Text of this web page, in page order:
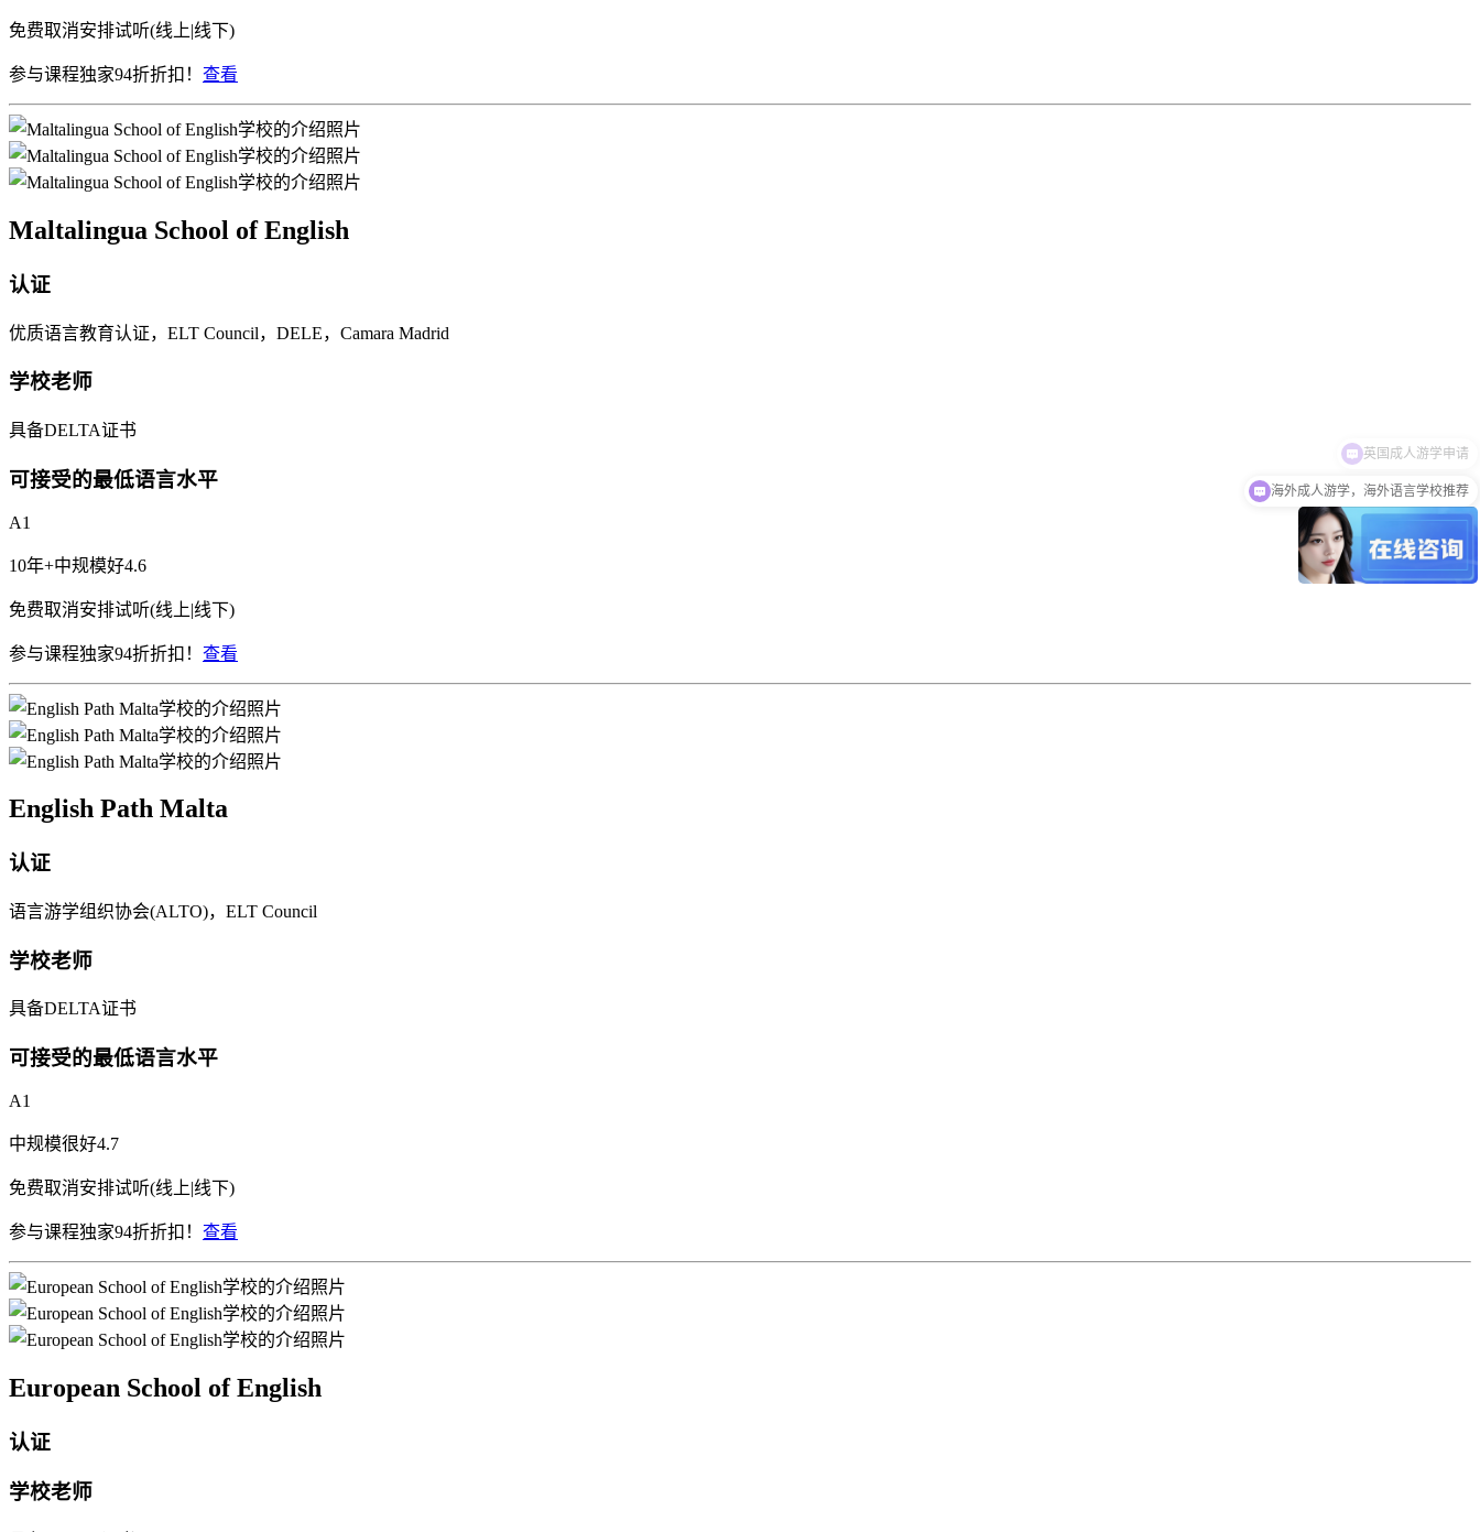
免费取消安排试听(线上|线下)
参与课程独家94折折扣！ 查看
Maltalingua School of English
认证
优质语言教育认证，ELT Council，DELE，Camara Madrid
学校老师
具备DELTA证书
可接受的最低语言水平
A1
10年+中规模好4.6
免费取消安排试听(线上|线下)
参与课程独家94折折扣！ 查看
English Path Malta
认证
语言游学组织协会(ALTO)，ELT Council
学校老师
具备DELTA证书
可接受的最低语言水平
A1
中规模很好4.7
免费取消安排试听(线上|线下)
参与课程独家94折折扣！ 查看
European School of English
认证
学校老师
海外成人游学，海外语言学校推荐